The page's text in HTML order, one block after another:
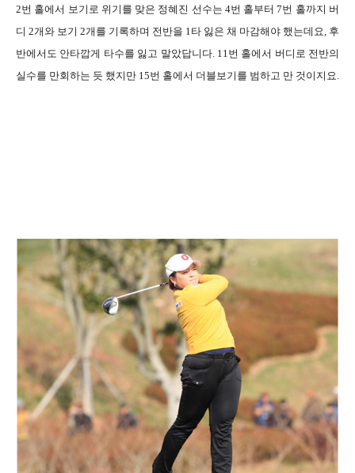
2번 홀에서 보기로 위기를 맞은 정혜진 선수는 4번 홀부터 7번 홀까지 버
디 2개와 보기 2개를 기록하며 전반을 1타 잃은 채 마감해야 했는데요, 후
반에서도 안타깝게 타수를 잃고 말았답니다. 11번 홀에서 버디로 전반의
실수를 만회하는 듯 했지만 15번 홀에서 더블보기를 범하고 만 것이지요.